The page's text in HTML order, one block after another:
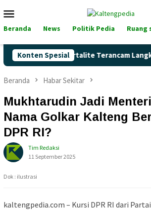
ke
kontenMobile
Beranda News Politik Pedia Ruang
Konten Spesial
Akankah Pertalite Terancam Langka di
Beranda Habar Sekitar
Mukhtarudin Jadi
Nama Golkar Kalteng
DPR RI?
Tim Redaksi
11 September 2025
Dok : ilustrasi
kaltengpedia.com – Kursi DPR RI dari